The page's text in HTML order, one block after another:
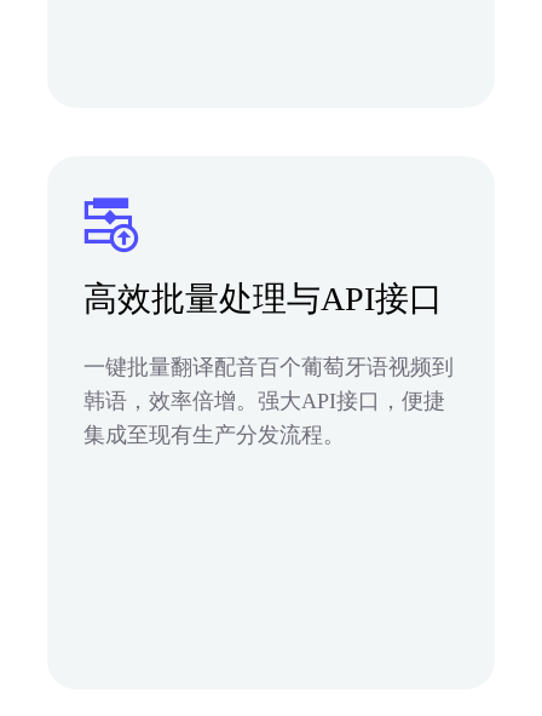
高效批量处理与API接口
一键批量翻译配音百个葡萄牙语视频到
韩语，效率倍增。强大API接口，便捷
集成至现有生产分发流程。